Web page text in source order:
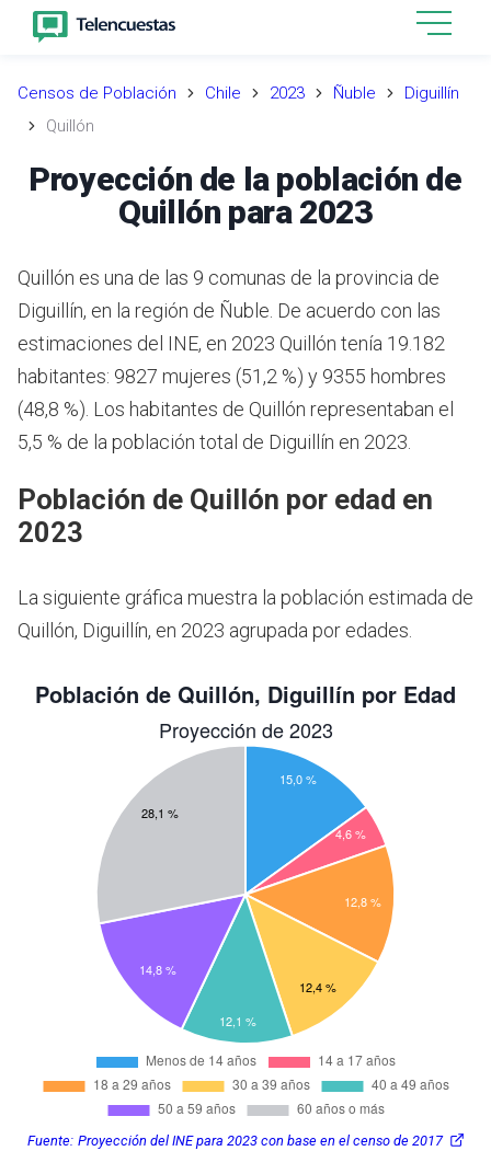
Censos de Población Chile 2023 Ñuble
Diguillín
Quillón
Proyección de la población de
Quillón para 2023
Quillón es una de las 9 comunas de la provincia de
Diguillín, en la región de Ñuble. De acuerdo con las
estimaciones del INE, en 2023 Quillón tenía 19.182
habitantes: 9827 mujeres (51,2 %) y 9355 hombres
(48,8 %). Los habitantes de Quillón representaban el
5,5 % de la población total de Diguillín en 2023.
Población de Quillón por edad en
2023
La siguiente gráfica muestra la población estimada de
Quillón, Diguillín, en 2023 agrupada por edades.
Fuente: Proyección del INE para 2023 con base en el censo de 2017